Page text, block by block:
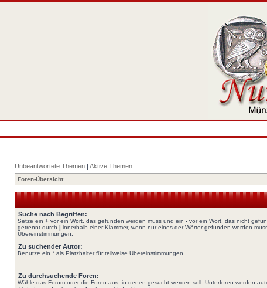
Unbeantwortete Themen | Aktive Themen
Foren-Übersicht
Suche nach Begriffen:
Setze ein + vor ein Wort, das gefunden werden muss und ein - vor ein Wort, das nicht
getrennt durch | innerhalb einer Klammer, wenn nur eines der Wörter gefunden werden
Übereinstimmungen.
Zu suchender Autor:
Benutze ein * als Platzhalter für teilweise Übereinstimmungen.
Zu durchsuchende Foren:
Wähle das Forum oder die Foren aus, in denen gesucht werden soll. Unterforen werden